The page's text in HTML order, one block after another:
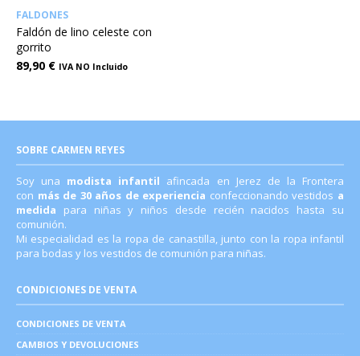
FALDONES
Faldón de lino celeste con
gorrito
89,90 € IVA NO Incluido
SOBRE CARMEN REYES
Soy una modista infantil afincada en Jerez de la Frontera
con más de 30 años de experiencia confeccionando vestidos a
medida para niñas y niños desde recién nacidos hasta su
comunión.
Mi especialidad es la ropa de canastilla, junto con la ropa infantil
para bodas y los vestidos de comunión para niñas.
CONDICIONES DE VENTA
CONDICIONES DE VENTA
CAMBIOS Y DEVOLUCIONES